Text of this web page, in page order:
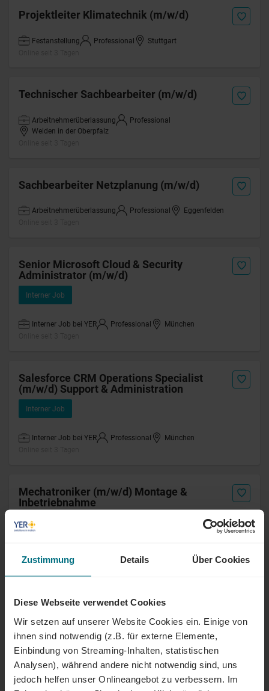
Zustimmung Details Über Cookies
Diese Webseite verwendet Cookies
Wir setzen auf unserer Website Cookies ein. Einige von
ihnen sind notwendig (z.B. für externe Elemente,
Einbindung von Streaming-Inhalten, statistischen
Analysen), während andere nicht notwendig sind, uns
jedoch helfen unser Onlineangebot zu verbessern. Im
Projektleiter Klimatechnik (m/w/d)
Festanstellung Professional
Stuttgart
Technischer Sachbearbeiter (m/w/d)
Arbeitnehmerüberlassung
Professional
Weiden in der Oberpfalz
Sachbearbeiter Netzplanung (m/w/d)
Arbeitnehmerüberlassung Professional
Eggenfelden
Senior Microsoft Cloud & Security
Administrator (m/w/d)
Interner Job
Interner Job bei YER Professional
München
Salesforce CRM Operations Specialist
(m/w/d) Support & Administration
Interner Job
Interner Job bei YER Professional
München
Mechatroniker (m/w/d) Montage &
Inbetriebnahme
Arbeitnehmerüberlassung
Arbeitnehmerüberlassung Professional
Kassel
Sachbearbeiter Versand & Export (m/w/d)